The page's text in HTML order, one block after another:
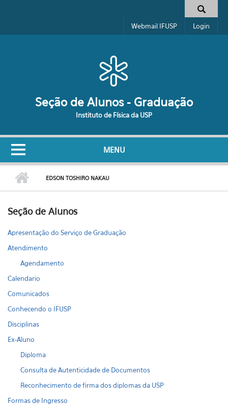
Formulário de busca
Webmail IFUSP Login
Seção de Alunos - Graduação
Instituto de Física da USP
MENU
EDSON TOSHIRO NAKAU
Seção de Alunos
Apresentação do Serviço de Graduação
Atendimento
Agendamento
Calendario
Comunicados
Conhecendo o IFUSP
Disciplinas
Ex-Aluno
Diploma
Consulta de Autenticidade de Documentos
Reconhecimento de firma dos diplomas da USP
Formas de Ingresso